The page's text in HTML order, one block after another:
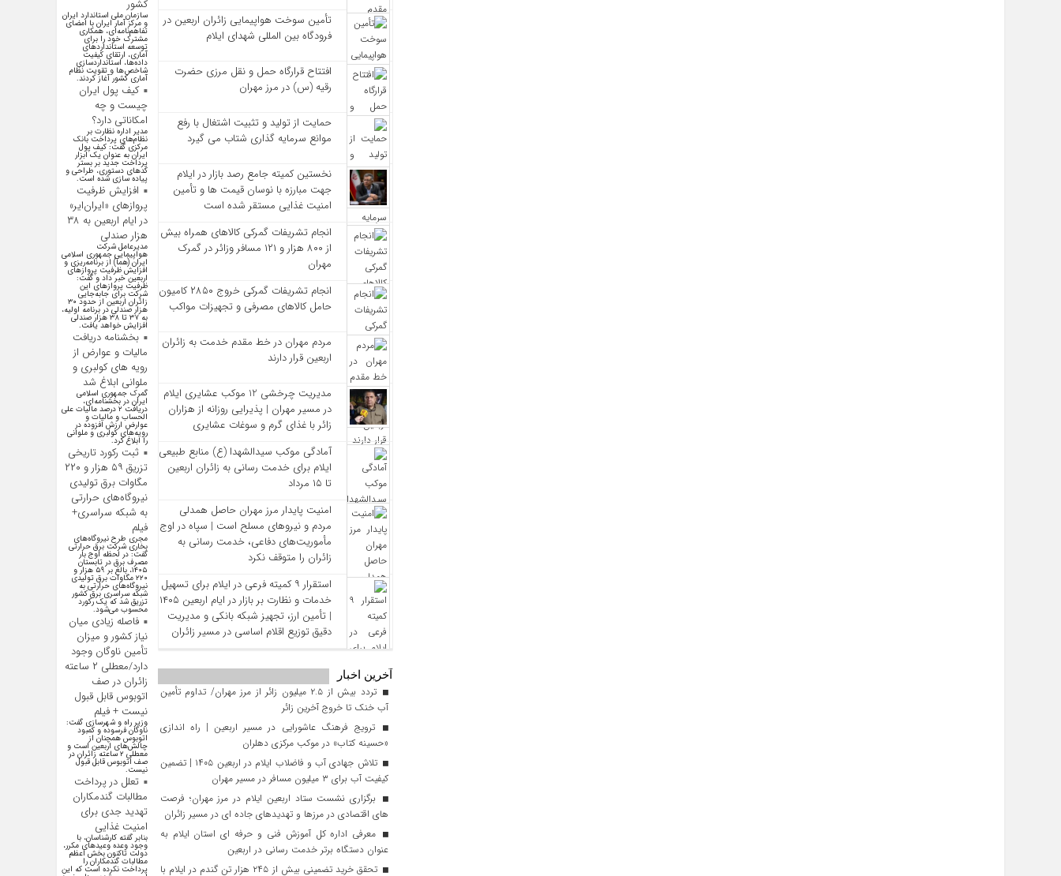
تأمین سوخت هواپیمایی زائران اربعین در
فرودگاه بین المللی شهدای ایلام
افتتاح قرارگاه حمل‌ و نقل مرزی حضرت
رقیه (س) در مرز مهران
حمایت از تولید و تثبیت اشتغال با رفع
موانع سرمایه‌ گذاری شتاب می‌ گیرد
نخستین کمیته جامع رصد بازار در ایلام
جهت مبارزه با نوسان قیمت‌ ها و تأمین
امنیت غذایی مستقر شده است
انجام تشریفات گمرکی کالاهای همراه بیش
از ۸۰۰ هزار و ۱۲۱ مسافر وزائر در گمرک
مهران
انجام تشریفات گمرکی خروج ۲۸۵۰ کامیون
حامل کالاهای مصرفی و تجهیزات مواکب
مردم مهران در خط مقدم خدمت به زائران
اربعین قرار دارند
مدیریت چرخشی 12 موکب‌ عشایری ایلام
در مسیر مهران | پذیرایی روزانه از هزاران
زائر با غذای گرم و سوغات عشایری
آمادگی موکب سیدالشهدا (ع) منابع طبیعی
ایلام برای خدمت‌ رسانی به زائران اربعین
تا ۱۵ مرداد
امنیت پایدار مرز مهران حاصل همدلی
مردم و نیروهای مسلح است | سپاه در اوج
مأموریت‌های دفاعی، خدمت‌ رسانی به
زائران را متوقف نکرد
استقرار ۹ کمیته فرعی در ایلام برای تسهیل
خدمات و نظارت بر بازار در ایام اربعین ۱۴۰۵
| تأمین ارز، تجهیز شبکه بانکی و مدیریت
دقیق توزیع اقلام اساسی در مسیر زائران
آخرین اخبار
تردد بیش از ۲.۵ میلیون زائر از مرز مهران/ تداوم تأمین
آب خنک تا خروج آخرین زائر
ترویج فرهنگ عاشورایی در مسیر اربعین | راه‌ اندازی
«حسینه کتاب» در موکب مرکزی دهلران
تلاش جهادی آب و فاضلاب ایلام در اربعین ۱۴۰۵ | تضمین
کیفیت آب برای ۳ میلیون مسافر در مسیر مهران
برگزاری نشست ستاد اربعین ایلام در مرز مهران؛ فرصت‌
های اقتصادی در مرزها و تهدیدهای جاده‌ ای در مسیر زائران
معرفی اداره کل آموزش فنی و حرفه‌ ای استان ایلام به‌
عنوان دستگاه برتر خدمت‌ رسانی در اربعین
تحقق خرید تضمینی بیش از ۲۴۵ هزار تن گندم در ایلام با
کشور
سازمان ملی استاندارد ایران
و مرکز آمار ایران با امضای
تفاهم‌نامه‌ای، همکاری
مشترک خود را برای
توسعه استاندارد‌های
آماری، ارتقای کیفیت
داده‌ها، استانداردسازی
شاخص‌ها و تقویت نظام
آماری کشور آغاز کردند.
کیف پول ایران
چیست و چه
امکاناتی دارد؟
مدیر اداره نظارت بر
نظام‌های پرداخت بانک
مرکزی گفت: کیف پول
ایران به عنوان یک ابزار
پرداخت جدید بر بستر
کد‌های دستوری، طراحی و
پیاده سازی شده است.
افزایش ظرفیت
پروازهای «ایران‌ایر»
در ایام اربعین به ۳۸
هزار صندلی
مدیرعامل شرکت
هواپیمایی جمهوری اسلامی
ایران (هما) از برنامه‌ریزی و
افزایش ظرفیت پروازهای
اربعین خبر داد و گفت:
ظرفیت پروازهای این
شرکت برای جابه‌جایی
زائران اربعین از حدود ۳۰
هزار صندلی در برنامه اولیه،
به ۳۷ تا ۳۸ هزار صندلی
افزایش خواهد یافت.
بخشنامه دریافت
مالیات و عوارض از
رویه های کولبری و
ملوانی ابلاغ شد
گمرک جمهوری اسلامی
ایران در بخشنامه‌ای،
دریافت ۲ درصد مالیات علی
الحساب و مالیات و
عوارض ارزش افزوده در
رویه‌های کولبری و ملوانی
را ابلاغ کرد.
ثبت رکورد تاریخی
تزریق ۵۹ هزار و ۲۲۰
مگاوات برق تولیدی
نیروگاه‌های حرارتی
به شبکه سراسری+
فیلم
مجری طرح نیروگاه‌های
بخاری شرکت برق حرارتی
گفت: در لحظه اوج بار
مصرف برق در تابستان
۱۴۰۵، بالغ بر ۵۹ هزار و
۲۲۰ مگاوات برق تولیدی
نیروگاه‌های حرارتی به
شبکه سراسری برق کشور
تزریق شد که یک رکورد
محسوب می‌شود.
فاصله زیادی میان
نیاز کشور و میزان
تأمین ناوگان وجود
دارد/معطلی ۲ ساعته
زائران در صف
اتوبوس قابل قبول
نیست + فیلم
وزیر راه و شهرسازی گفت:
ناوگان فرسوده و کمبود
اتوبوس همچنان از
چالش‌های اربعین است و
معطلی ۲ ساعته زائران در
صف اتوبوس قابل قبول
نیست.
تعلل در پرداخت
مطالبات گندمکاران
تهدید جدی برای
امنیت غذایی
بنابر گفته کارشناسان، با
وجود وعده وعید‌های مکرر،
دولت تاکنون بخش اعظم
مطالبات گندمکاران را
پرداخت نکرده است که این